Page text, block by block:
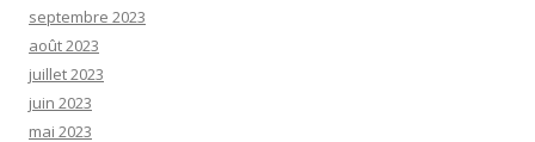
septembre 2023
août 2023
juillet 2023
juin 2023
mai 2023